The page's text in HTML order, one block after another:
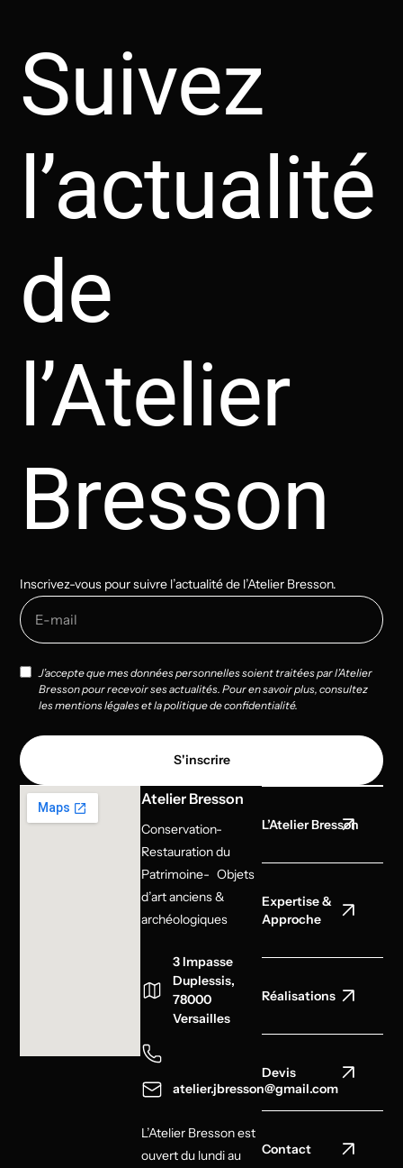
Suivez
l’actualité
de
l’Atelier
Bresson
Inscrivez-vous pour suivre l’actualité de l’Atelier Bresson.
J’accepte que mes données personnelles soient traitées par l’Atelier
Bresson pour recevoir ses actualités. Pour en savoir plus, consultez
les mentions légales et la politique de confidentialité.
S'inscrire
Atelier Bresson
Conservation-
Restauration du
Patrimoine- Objets
d’art anciens &
archéologiques
3 Impasse
Duplessis,
78000
Versailles
atelier.jbresson@gmail.com
L’Atelier Bresson est
ouvert du lundi au
L’Atelier Bresson
Expertise &
Approche
Réalisations
Devis
Contact